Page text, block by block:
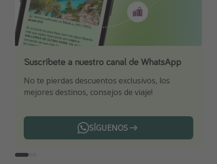
Suscríbete a nuestro canal de WhatsApp
No te pierdas descuentos exclusivos, los
mejores destinos, consejos de viaje!
SÍGUENOS
Descarga nuestra app
Sé el primero en reservar nuestros chollazos
¡Suscríbete a nuestro canal de Telegram!
¡Recibe las mejores ofertas seleccionadas para
ti por nuestros expertos en viajes
Telegram